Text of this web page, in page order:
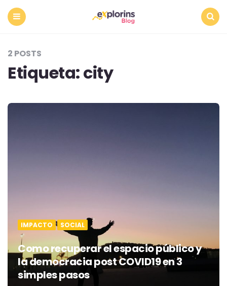
2 POSTS
Etiqueta:city
IMPACTO SOCIAL
Como recuperar el espacio público y
la democracia post COVID19 en 3
simples pasos